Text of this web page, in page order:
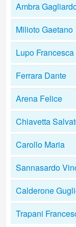
Ambra
Milioto Gaetano
Lupo Francesca
Ferrara Dante
Arena Felice
Chiavetta
Carollo Maria
Sannasardo
Calderone
Trapani